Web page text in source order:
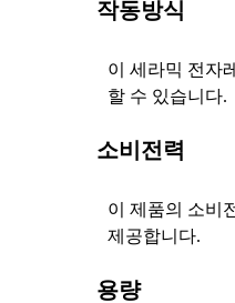
작동방식
이 세라믹 전자
할 수 있습니다.
소비전력
이 제품의 소비
제공합니다.
용량